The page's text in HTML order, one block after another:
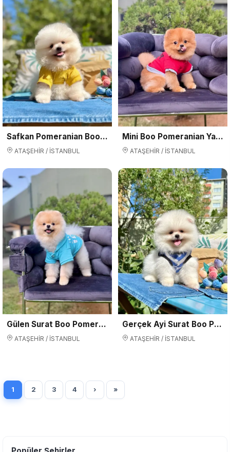
Safkan Pomeranian Boo Yavruları – Secereli, Aşılı ve Tuvalet Eğitimli
ATAŞEHİR / İSTANBUL
Mini Boo Pomeranian Yavruları ve Yetişkinler
ATAŞEHİR / İSTANBUL
Gülen Surat Boo Pomeranian Yavruları – Safkan, Aşılı Tuvalet Eğitimli
ATAŞEHİR / İSTANBUL
Gerçek Ayi Surat Boo Pomeranian Yavrularımız
ATAŞEHİR / İSTANBUL
1 2 3 4 › »